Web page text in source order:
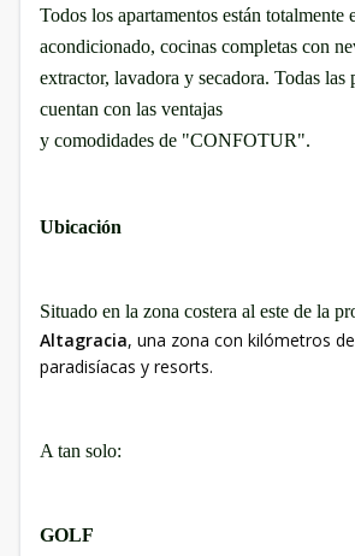
Todos los apartamentos están totalmente
acondicionado, cocinas completas con
extractor, lavadora y secadora. Todas las
cuentan con las ventajas
y comodidades de "CONFOTUR".
Ubicación
Situado en la zona costera al este de la
Altagracia, una zona con kilómetros
paradisíacas y resorts.
A tan solo:
GOLF